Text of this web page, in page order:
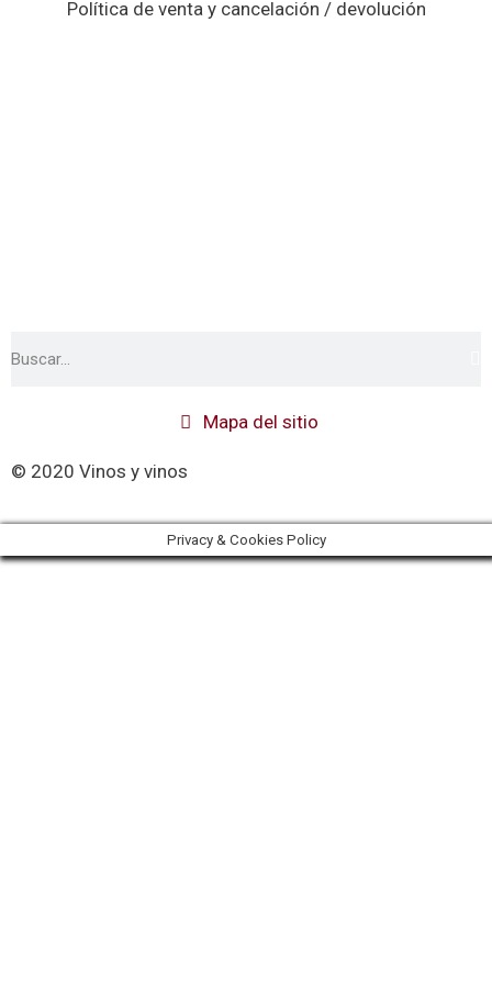
Política de venta y cancelación / devolución
Mapa del sitio
© 2020 Vinos y vinos
Privacy & Cookies Policy